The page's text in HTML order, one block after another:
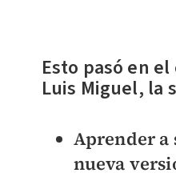
Esto pasó en
Luis Miguel, la
Aprender a
nueva